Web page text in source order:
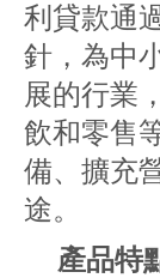
利貸款通
針，為中
展的行業
飲和零售
備、擴充
途。
產品特